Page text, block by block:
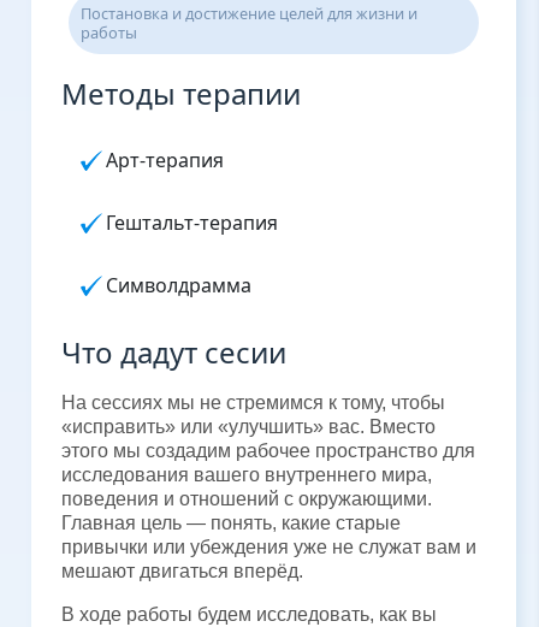
Постановка и достижение целей для жизни и
работы
Методы терапии
Арт-терапия
Гештальт-терапия
Символдрамма
Что дадут сесии
На сессиях мы не стремимся к тому, чтобы
«исправить» или «улучшить» вас. Вместо
этого мы создадим рабочее пространство для
исследования вашего внутреннего мира,
поведения и отношений с окружающими.
Главная цель — понять, какие старые
привычки или убеждения уже не служат вам и
мешают двигаться вперёд.
В ходе работы будем исследовать, как вы